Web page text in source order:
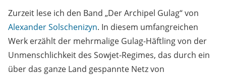
Zurzeit lese ich den Band „Der Archipel Gulag“ von
Alexander Solschenizyn. In diesem umfangreichen
Werk erzählt der mehrmalige Gulag-Häftling von der
Unmenschlichkeit des Sowjet-Regimes, das durch ein
über das ganze Land gespannte Netz von